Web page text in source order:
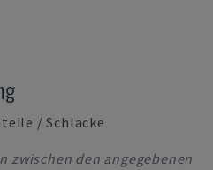
/ Schlacke
zwischen den angegebenen